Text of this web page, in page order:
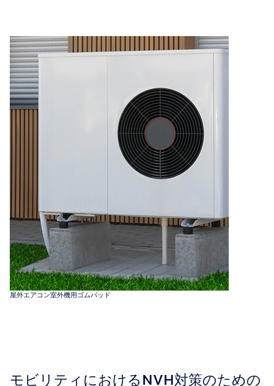
屋外エアコン室外機用ゴムパッド
モビリティにおけるNVH対策のための